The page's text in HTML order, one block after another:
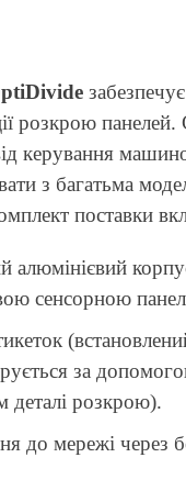
розкрою
керування
з багатьма
поставки
алюмінієвий
сенсорною
за
деталі розкрою).
до мережі через